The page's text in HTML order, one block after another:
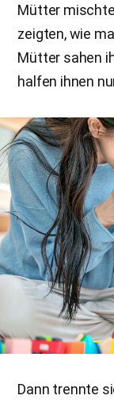
Mütter
zeigten, wie
Mütter sahen
halfen ihnen
Dann trennte